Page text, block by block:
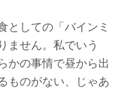
としての「バインミ
ません。私でいう
かの事情で昼から出
ものがない、じゃあ